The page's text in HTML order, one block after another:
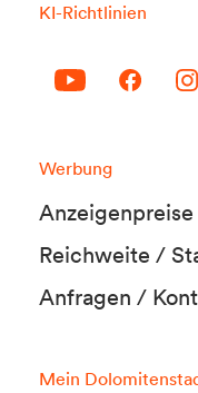
KI-Richtlinien
Werbung
Anzeigenpreise
Reichweite /
Anfragen /
Mein